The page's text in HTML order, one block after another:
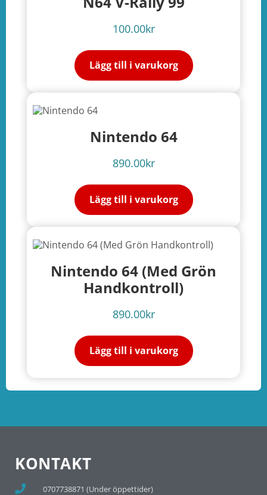
100.00kr
Lägg till i varukorg
Nintendo 64
890.00kr
Lägg till i varukorg
Nintendo 64 (Med Grön
Handkontroll)
890.00kr
Lägg till i varukorg
KONTAKT
0707738871 (Under öppettider)